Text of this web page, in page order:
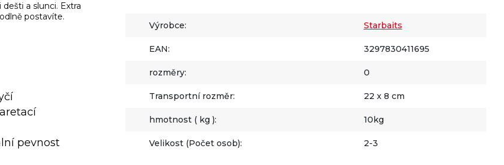
a slunci. Extra
postavíte.
pevnost
Výrobce: Starbaits
EAN: 3297830411695
rozměry: 0
Transportní rozměr: 22 x 8 cm
hmotnost ( kg ): 10kg
Velikost (Počet osob): 2-3